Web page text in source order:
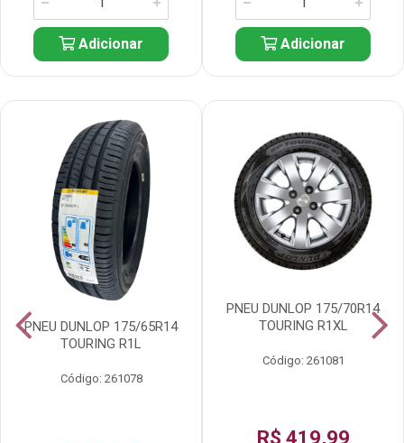
Adicionar Adicionar
PNEU DUNLOP 175/65R14
TOURING R1L
Código: 261078
PNEU DUNLOP 175/70R14
TOURING R1XL
Código: 261081
R$ 419,99